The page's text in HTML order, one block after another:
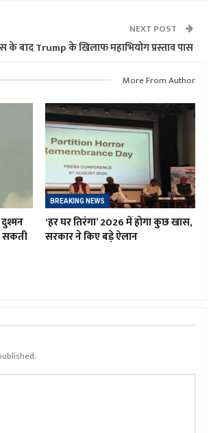
NEXT POST
के बाद Trump के खिलाफ महाभियोग प्रस्ताव पास
More From Author
दुश्मन
सकती
BREAKING NEWS
‘हर घर तिरंगा’ 2026 में होगा कुछ खास,
सरकार ने किए बड़े ऐलान